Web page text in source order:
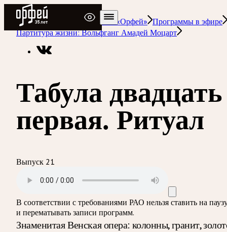
Радио Орфей
Радио классической музыки «Орфей» Программы в эфире
Партитура жизни: Вольфганг Амадей Моцарт
Табула двадцать
первая. Ритуал
Выпуск 21
В соответствии с требованиями РАО нельзя ставить на
и перематывать записи программ.
Знаменитая Венская опера: колонны, гранит,